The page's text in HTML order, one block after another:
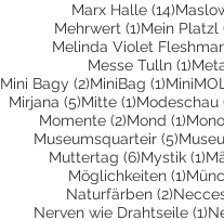
Marx Halle (14)14
Mehrwert (1)1 Beitrag
Mein Platzl
Melinda Violet
Messe Tulln (1)1
Mini Bagy (2)2 Beiträge
MiniBag (1)1 Beitrag
Mirjana (5)5 Beiträge
Mitte (1)1 Beitrag
Modeschau
Momente (2)2 Beiträge
Mond (1)1
Museumsquarteir (5)5
Muttertag (6)6 Beiträge
Mystik (1)1
Möglichkeiten (1)1
Naturfärben (2)2
Nerven wie Drahtseile (1)1